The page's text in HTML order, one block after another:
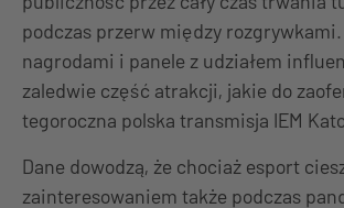
podczas przerw między
nagrodami i panele z udziałem
zaledwie część atrakcji, jakie do
tegoroczna polska transmisja IEM
Dane dowodzą, że chociaż esport
zainteresowaniem także podczas